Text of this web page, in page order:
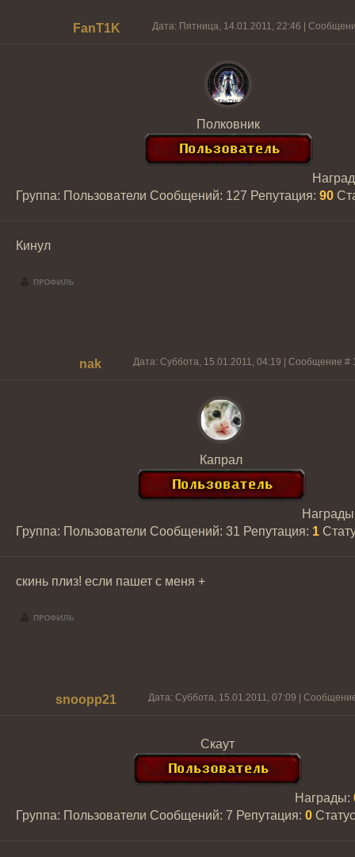
FanT1K Дата: Пятница, 14.01.2011, 22:46 |
Полковник
Группа: Пользователи Сообщений: 127 Репутация: 90
Кинул
nak Дата: Суббота, 15.01.2011, 04:19 | Сообщение #
Капрал
Группа: Пользователи Сообщений: 31 Репутация: 1
скинь плиз! если пашет с меня +
snoopp21 Дата: Суббота, 15.01.2011, 07:09 |
Скаут
Группа: Пользователи Сообщений: 7
Награды:
Репутация: 0